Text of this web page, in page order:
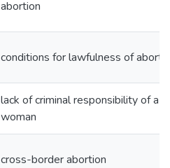
abortion
conditions for lawfulness of
lack of criminal responsibility of a
woman
cross-border abortion